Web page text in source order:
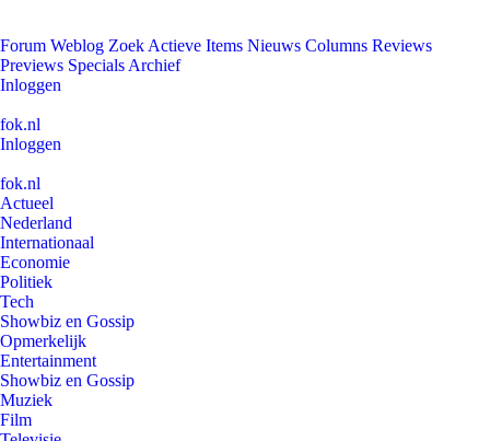
Forum Weblog Zoek Actieve Items Nieuws Columns Reviews
Previews Specials Archief
Inloggen
fok.nl
Inloggen
fok.nl
Actueel
Nederland
Internationaal
Economie
Politiek
Tech
Showbiz en Gossip
Opmerkelijk
Entertainment
Showbiz en Gossip
Muziek
Film